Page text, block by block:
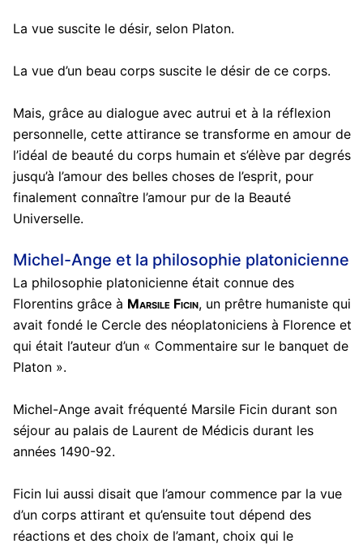
La vue suscite le désir, selon Platon.
La vue d’un beau corps suscite le désir de ce corps.
Mais, grâce au dialogue avec autrui et à la réflexion
personnelle, cette attirance se transforme en amour de
l’idéal de beauté du corps humain et s’élève par degrés
jusqu’à l’amour des belles choses de l’esprit, pour
finalement connaître l’amour pur de la Beauté
Universelle.
Michel-Ange et la philosophie platonicienne
La philosophie platonicienne était connue des
Florentins grâce à Marsile Ficin, un prêtre humaniste qui
avait fondé le Cercle des néoplatoniciens à Florence et
qui était l’auteur d’un « Commentaire sur le banquet de
Platon ».
Michel-Ange avait fréquenté Marsile Ficin durant son
séjour au palais de Laurent de Médicis durant les
années 1490-92.
Ficin lui aussi disait que l’amour commence par la vue
d’un corps attirant et qu’ensuite tout dépend des
réactions et des choix de l’amant, choix qui le